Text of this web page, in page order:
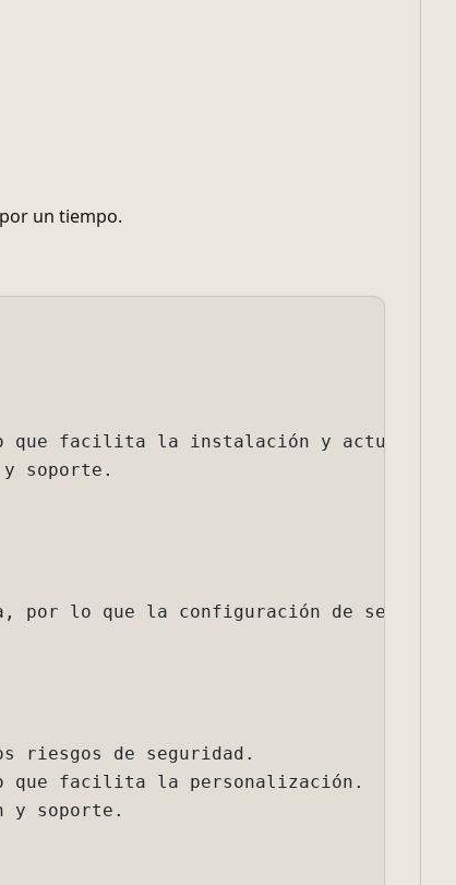
un tiempo.
instalación y actualización de software.
personalización.
lo que implica una curva de aprendizaje alta.